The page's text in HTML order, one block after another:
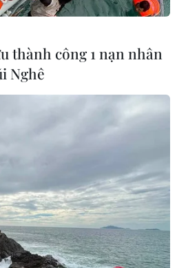
nóng
Bộ và Trung
Trị chủ
nhiệt đới
thành công 1 nạn nhân
Nghê